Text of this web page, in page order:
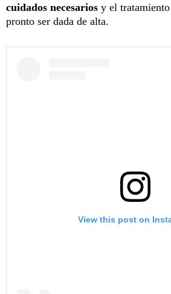
cuidados necesarios y el tratamiento
pronto ser dada de alta.
View this post on